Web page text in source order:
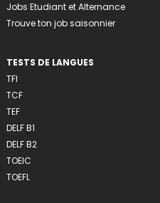
Jobs Etudiant et Alternance
Trouve ton job saisonnier
TESTS DE LANGUES
TFI
TCF
TEF
DELF B1
DELF B2
TOEIC
TOEFL